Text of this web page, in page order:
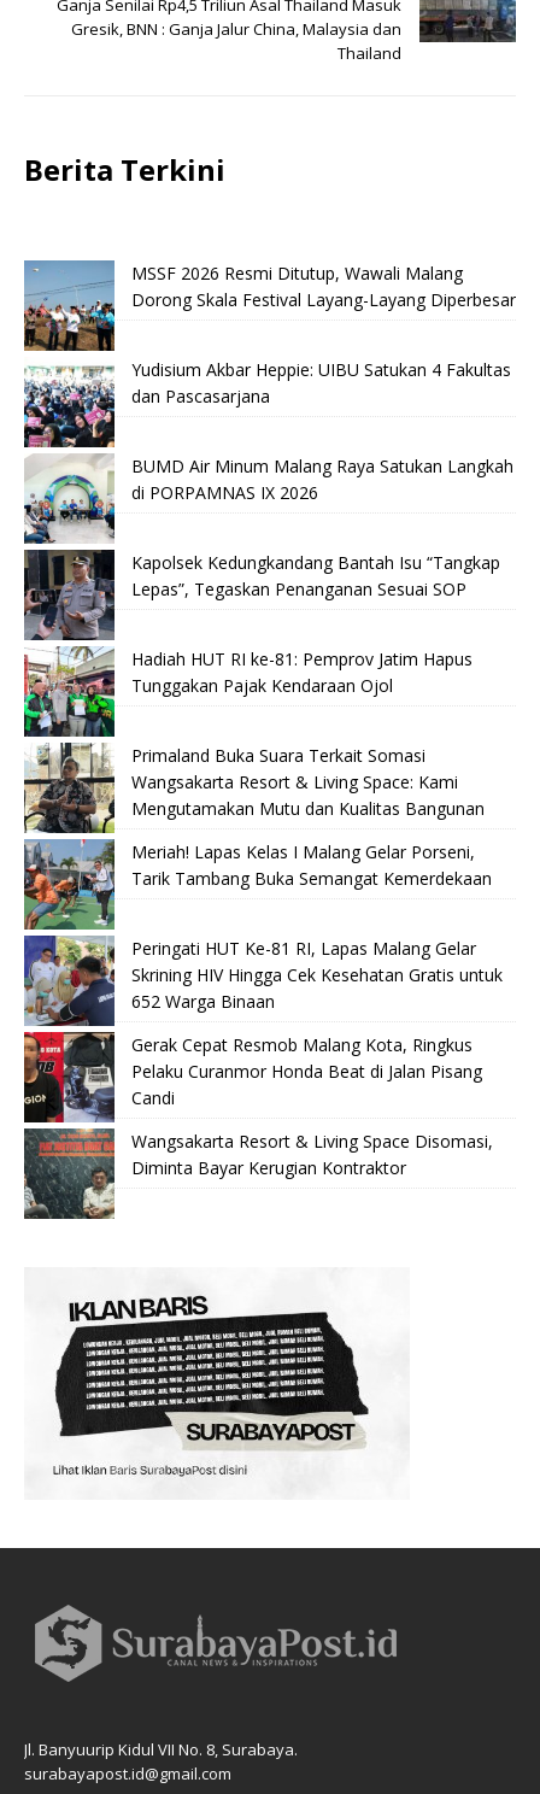
Ganja Senilai Rp4,5 Triliun Asal Thailand Masuk
Gresik, BNN : Ganja Jalur China, Malaysia dan
Thailand
Berita Terkini
MSSF 2026 Resmi Ditutup, Wawali Malang
Dorong Skala Festival Layang-Layang Diperbesar
Yudisium Akbar Heppie: UIBU Satukan 4 Fakultas
dan Pascasarjana
BUMD Air Minum Malang Raya Satukan Langkah
di PORPAMNAS IX 2026
Kapolsek Kedungkandang Bantah Isu “Tangkap
Lepas”, Tegaskan Penanganan Sesuai SOP
Hadiah HUT RI ke-81: Pemprov Jatim Hapus
Tunggakan Pajak Kendaraan Ojol
Primaland Buka Suara Terkait Somasi
Wangsakarta Resort & Living Space: Kami
Mengutamakan Mutu dan Kualitas Bangunan
Meriah! Lapas Kelas I Malang Gelar Porseni,
Tarik Tambang Buka Semangat Kemerdekaan
Peringati HUT Ke-81 RI, Lapas Malang Gelar
Skrining HIV Hingga Cek Kesehatan Gratis untuk
652 Warga Binaan
Gerak Cepat Resmob Malang Kota, Ringkus
Pelaku Curanmor Honda Beat di Jalan Pisang
Candi
Wangsakarta Resort & Living Space Disomasi,
Diminta Bayar Kerugian Kontraktor
Jl. Banyuurip Kidul VII No. 8, Surabaya.
surabayapost.id@gmail.com